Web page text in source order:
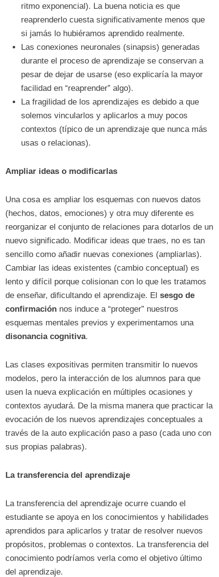
ritmo exponencial). La buena noticia es que
reaprenderlo cuesta significativamente menos que
si jamás lo hubiéramos aprendido realmente.
Las conexiones neuronales (sinapsis) generadas
durante el proceso de aprendizaje se conservan a
pesar de dejar de usarse (eso explicaría la mayor
facilidad en “reaprender” algo).
La fragilidad de los aprendizajes es debido a que
solemos vincularlos y aplicarlos a muy pocos
contextos (típico de un aprendizaje que nunca más
usas o relacionas).
Ampliar ideas o modificarlas
Una cosa es ampliar los esquemas con nuevos datos
(hechos, datos, emociones) y otra muy diferente es
reorganizar el conjunto de relaciones para dotarlos de un
nuevo significado. Modificar ideas que traes, no es tan
sencillo como añadir nuevas conexiones (ampliarlas).
Cambiar las ideas existentes (cambio conceptual) es
lento y difícil porque colisionan con lo que les tratamos
de enseñar, dificultando el aprendizaje. Elsesgo de
confirmación nos induce a “proteger” nuestros
esquemas mentales previos y experimentamos una
disonancia cognitiva.
Las clases expositivas permiten transmitir lo nuevos
modelos, pero la interacción de los alumnos para que
usen la nueva explicación en múltiples ocasiones y
contextos ayudará. De la misma manera que practicar la
evocación de los nuevos aprendizajes conceptuales a
través de la auto explicación paso a paso (cada uno con
sus propias palabras).
La transferencia del aprendizaje
La transferencia del aprendizaje ocurre cuando el
estudiante se apoya en los conocimientos y habilidades
aprendidos para aplicarlos y tratar de resolver nuevos
propósitos, problemas o contextos. La transferencia del
conocimiento podríamos verla como el objetivo último
del aprendizaje.